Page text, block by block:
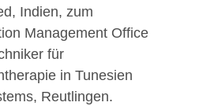
Indien, zum
Management Office
für
in Tunesien
Reutlingen.